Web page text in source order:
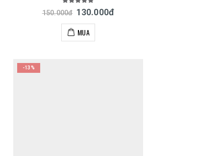
out of 5
150.000đ 130.000đ
MUA
-13%